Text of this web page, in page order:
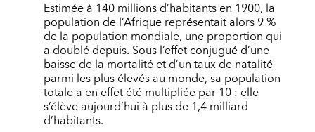
Estimée à 140 millions d’habitants en 1900, la
population de l’Afrique représentait alors 9 %
de la population mondiale, une proportion qui
a doublé depuis. Sous l’effet conjugué d’une
baisse de la mortalité et d’un taux de natalité
parmi les plus élevés au monde, sa population
totale a en effet été multipliée par 10 : elle
s’élève aujourd’hui à plus de 1,4 milliard
d’habitants.